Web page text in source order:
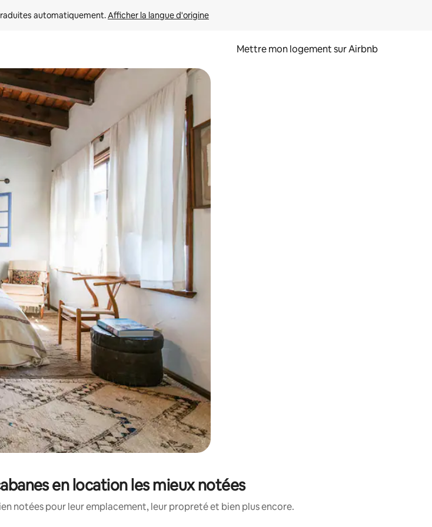
automatiquement. Afficher la langue d'origine
Mettre mon logement sur Airbnb
les parcourir ou en appuyant et en faisant glisser.
en location les mieux notées
notées pour leur emplacement, leur propreté et bien plus encore.